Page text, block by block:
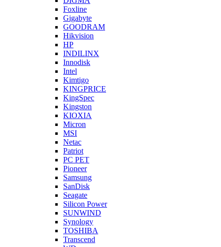
Foxline
Gigabyte
GOODRAM
Hikvision
HP
INDILINX
Innodisk
Intel
Kimtigo
KINGPRICE
KingSpec
Kingston
KIOXIA
Micron
MSI
Netac
Patriot
PC PET
Pioneer
Samsung
SanDisk
Seagate
Silicon Power
SUNWIND
Synology
TOSHIBA
Transcend